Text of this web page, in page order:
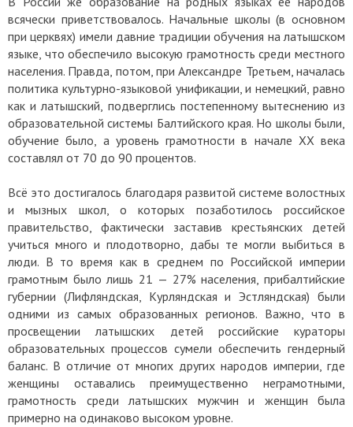
всячески приветствовалось. Начальные школы (в основном
при церквях) имели давние традиции обучения на латышском
языке, что обеспечило высокую грамотность среди местного
населения. Правда, потом, при Александре Третьем, началась
политика культурно-языковой унификации, и немецкий, равно
как и латышский, подверглись постепенному вытеснению из
образовательной системы Балтийского края. Но школы были,
обучение было, а уровень грамотности в начале XX века
составлял от 70 до 90 процентов.
Всё это достигалось благодаря развитой системе волостных
и мызных школ, о которых позаботилось российское
правительство, фактически заставив крестьянских детей
учиться много и плодотворно, дабы те могли выбиться в
люди. В то время как в среднем по Российской империи
грамотным было лишь 21 — 27% населения, прибалтийские
губернии (Лифляндская, Курляндская и Эстляндская) были
одними из самых образованных регионов. Важно, что в
просвещении латышских детей российские кураторы
образовательных процессов сумели обеспечить гендерный
баланс. В отличие от многих других народов империи, где
женщины оставались преимущественно неграмотными,
грамотность среди латышских мужчин и женщин была
примерно на одинаково высоком уровне.